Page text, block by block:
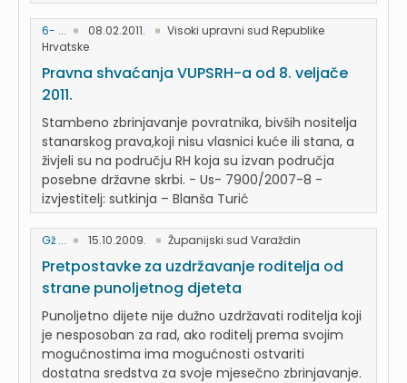
6- ... 08.02.2011.
Visoki upravni sud Republike
Hrvatske
Pravna shvaćanja VUPSRH-a od 8. veljače
2011.
Stambeno zbrinjavanje povratnika, bivših nositelja
stanarskog prava,koji nisu vlasnici kuće ili stana, a
živjeli su na području RH koja su izvan područja
posebne državne skrbi. - Us- 7900/2007-8 -
izvjestitelj: sutkinja – Blanša Turić
Gž ... 15.10.2009. Županijski sud Varaždin
Pretpostavke za uzdržavanje roditelja od
strane punoljetnog djeteta
Punoljetno dijete nije dužno uzdržavati roditelja koji
je nesposoban za rad, ako roditelj prema svojim
mogućnostima ima mogućnosti ostvariti
dostatna sredstva za svoje mjesečno zbrinjavanje.